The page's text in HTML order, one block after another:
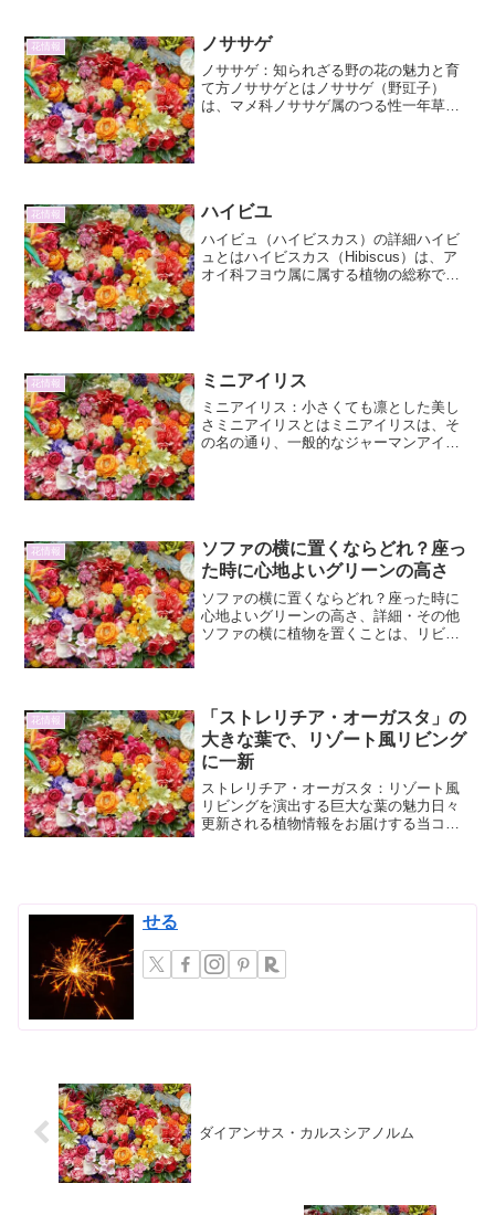
花情報 ノササゲ
ノササゲ：知られざる野の花の魅力と育
て方ノササゲとはノササゲ（野豇子）
は、マメ科ノササゲ属のつる性一年草で
花情報 ハイビユ
ハイビュ（ハイビスカス）の詳細ハイビ
ュとはハイビスカス（Hibiscus）は、ア
オイ科フヨウ属に属する植物の総称で
花情報 ミニアイリス
ミニアイリス：小さくても凛とした美し
さミニアイリスとはミニアイリスは、そ
の名の通り、一般的なジャーマンアイリ
花情報
ソファの横に置くならどれ？座っ
た時に心地よいグリーンの高さ
ソファの横に置くならどれ？座った時に
心地よいグリーンの高さ、詳細・その他
ソファの横に植物を置くことは、リビン
花情報
「ストレリチア・オーガスタ」の
大きな葉で、リゾート風リビング
に一新
ストレリチア・オーガスタ：リゾート風
リビングを演出する巨大な葉の魅力日々
更新される植物情報をお届けする当コラ
せる
ダイアンサス・カルスシアノルム